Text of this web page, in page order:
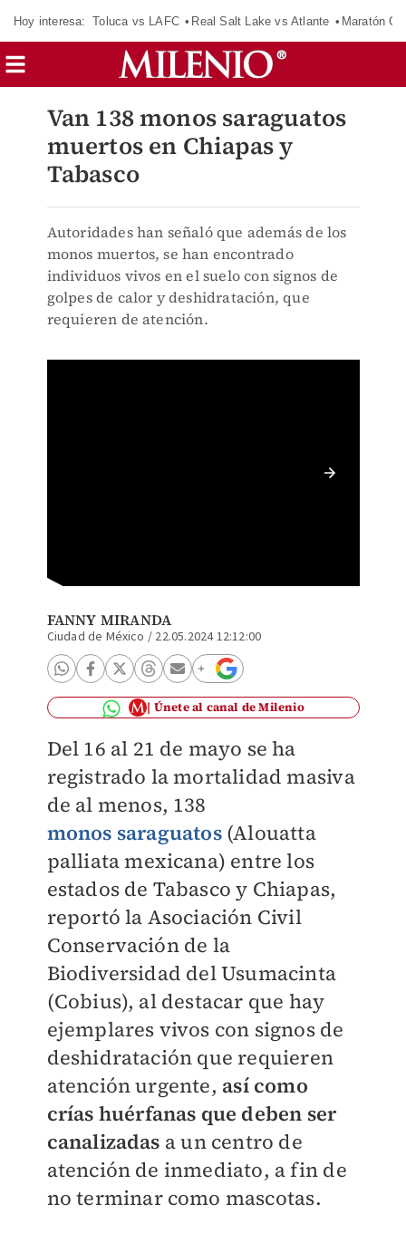
Hoy interesa: Toluca vs LAFC Real Salt Lake vs Atlante Maratón
Van 138 monos saraguatos
muertos en Chiapas y
Tabasco
Autoridades han señaló que además de los
monos muertos, se han encontrado
individuos vivos en el suelo con signos de
golpes de calor y deshidratación, que
requieren de atención.
FANNY MIRANDA
Ciudad de México / 22.05.2024 12:12:00
Únete al canal de Milenio
Del 16 al 21 de mayo se ha
registrado la mortalidad masiva
de al menos, 138
monos saraguatos(Alouatta
palliata mexicana) entre los
estados de Tabasco y Chiapas,
reportó la Asociación Civil
Conservación de la
Biodiversidad del Usumacinta
(Cobius), al destacar que hay
ejemplares vivos con signos de
deshidratación que requieren
atención urgente, así como
crías huérfanas que deben ser
canalizadas a un centro de
atención de inmediato, a fin de
no terminar como mascotas.